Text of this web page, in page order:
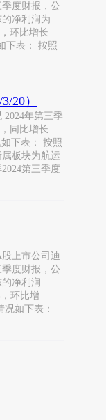
季度财报，公
净利润为
环比增长
下表： 按照
20）
2024年第三季
同比增长
下表： 按照
板块为航运
第三季度
上市公司迪
季度财报，公
净利润
环比增
如下表：